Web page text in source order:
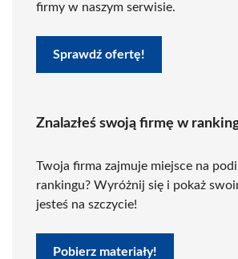
firmy w naszym serwisie.
Sprawdź ofertę!
Znalazłeś swoją firmę w
Twoja firma zajmuje miejsce na
rankingu? Wyróżnij się i pokaż
jesteś na szczycie!
Pobierz materiały!